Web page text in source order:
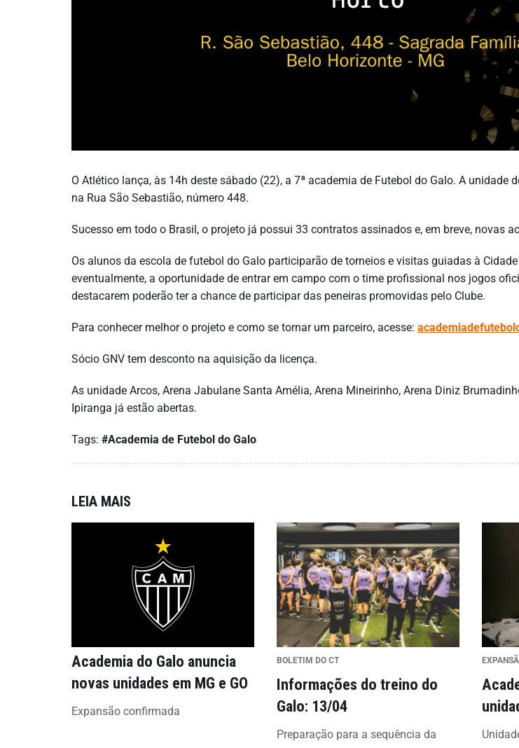
O Atlético lança, às 14h deste sábado (22), a 7ª academia de Futebol do Galo. A unidade
na Rua São Sebastião, número 448.
Sucesso em todo o Brasil, o projeto já possui 33 contratos assinados e, em breve, novas
Os alunos da escola de futebol do Galo participarão de torneios e visitas guiadas à Cidade
eventualmente, a oportunidade de entrar em campo com o time profissional nos jogos
destacarem poderão ter a chance de participar das peneiras promovidas pelo Clube.
Para conhecer melhor o projeto e como se tornar um parceiro, acesse:
Sócio GNV tem desconto na aquisição da licença.
As unidade Arcos, Arena Jabulane Santa Amélia, Arena Mineirinho, Arena Diniz
Ipiranga já estão abertas.
Tags: #Academia de Futebol do Galo
LEIA MAIS
Academia do Galo anuncia
novas unidades em MG e GO
Expansão confirmada
BOLETIM DO CT
Informações do treino do
Galo: 13/04
Preparação para a sequência da